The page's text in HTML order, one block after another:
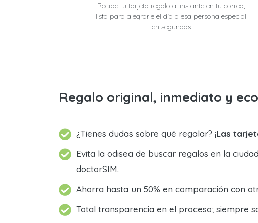
Recibe tu tarjeta regalo al instante en tu correo,
lista para alegrarle el día a esa persona especial
en segundos
Regalo original, inmediato y
¿Tienes dudas sobre qué regalar? ¡Las
Evita la odisea de buscar regalos en la
doctorSIM.
Ahorra hasta un 50% en comparación con
Total transparencia en el proceso; siempre